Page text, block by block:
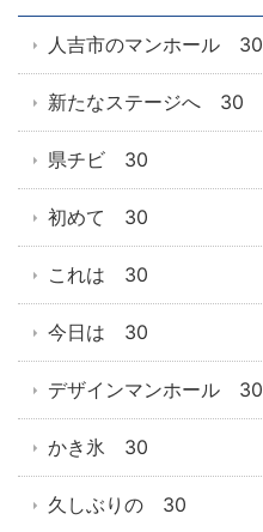
人吉市のマンホール 30
新たなステージへ 30
県チビ 30
初めて 30
これは 30
今日は 30
デザインマンホール 30
かき氷 30
久しぶりの 30